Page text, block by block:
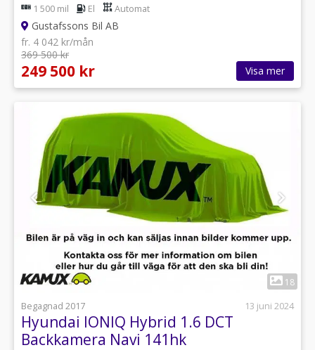
1 500 mil El Automat
Gustafssons Bil AB
fr. 4 042 kr/mån
369 500 kr
249 500 kr Visa mer
18
Begagnad 2017
13 juni 2024
Hyundai IONIQ Hybrid 1.6 DCT
Backkamera Navi 141hk